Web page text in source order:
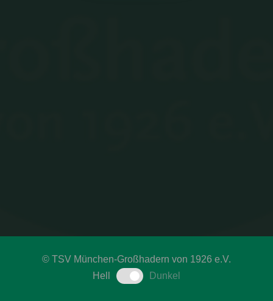
© TSV München-Großhadern von 1926 e.V.
Hell
Dunkel